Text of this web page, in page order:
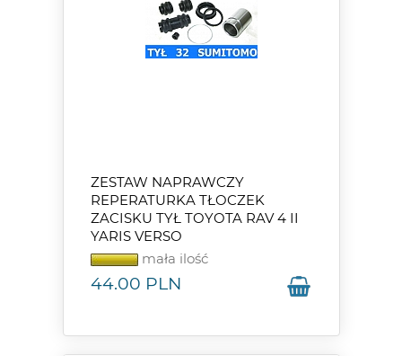
ZESTAW NAPRAWCZY
REPERATURKA TŁOCZEK
ZACISKU TYŁ TOYOTA RAV 4 II
YARIS VERSO
mała ilość
44.00 PLN